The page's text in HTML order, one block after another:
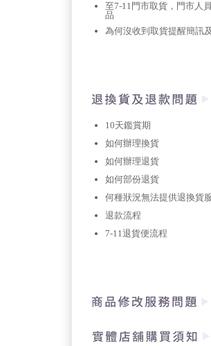
至7-11門市取貨，門市人
品
為何沒收到取貨提醒簡訊
10天鑑賞期
如何辦理換貨
如何辦理退貨
如何部份退貨
何種狀況無法提供退換貨
退款流程
7-11退貨便流程